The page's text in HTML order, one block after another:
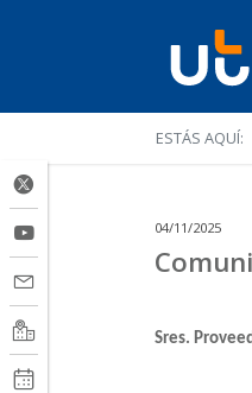
Ruta
ESTÁS AQUÍ:
04/11/2025
Sres.